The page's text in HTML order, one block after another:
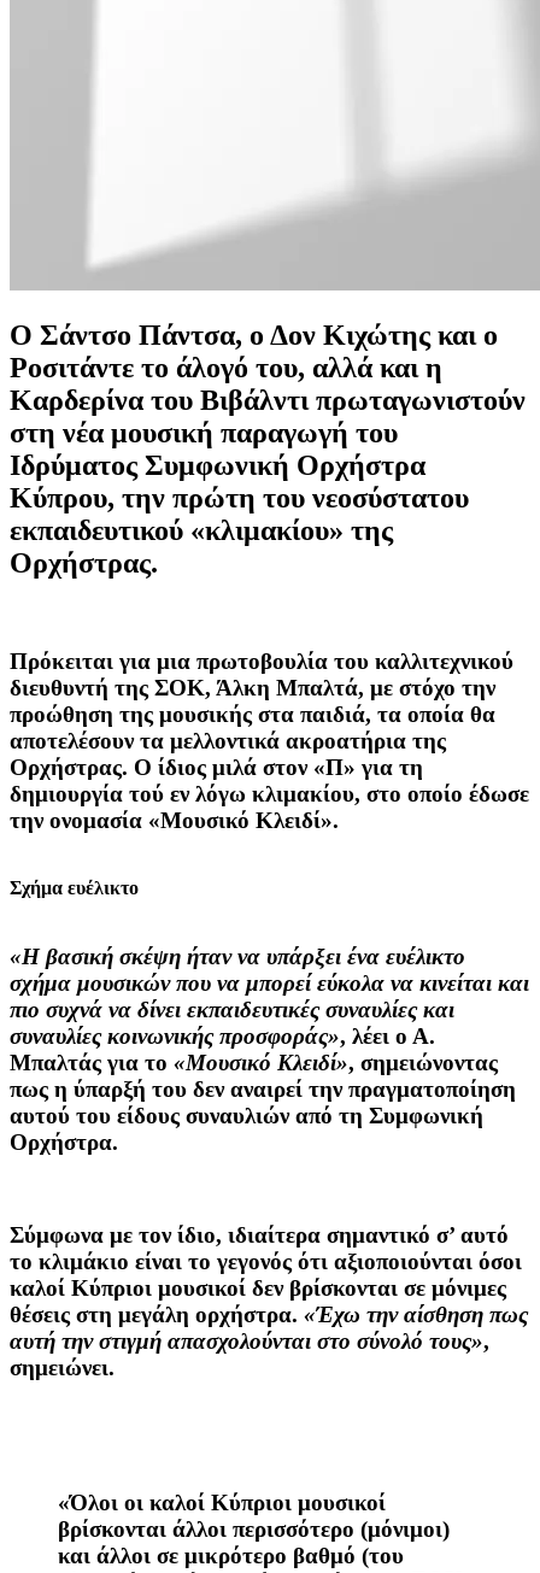
Ο Σάντσο Πάντσα, ο Δον Κιχώτης και ο
Ροσιτάντε το άλογό του, αλλά και η
Καρδερίνα του Βιβάλντι πρωταγωνιστούν
στη νέα μουσική παραγωγή του
Ιδρύματος Συμφωνική Ορχήστρα
Κύπρου, την πρώτη του νεοσύστατου
εκπαιδευτικού «κλιμακίου» της
Ορχήστρας.
Πρόκειται για μια πρωτοβουλία του καλλιτεχνικού
διευθυντή της ΣΟΚ, Άλκη Μπαλτά, με στόχο την
προώθηση της μουσικής στα παιδιά, τα οποία θα
αποτελέσουν τα μελλοντικά ακροατήρια της
Ορχήστρας. Ο ίδιος μιλά στον «Π» για τη
δημιουργία τού εν λόγω κλιμακίου, στο οποίο έδωσε
την ονομασία «Μουσικό Κλειδί».
Σχήμα ευέλικτο
«Η βασική σκέψη ήταν να υπάρξει ένα ευέλικτο
σχήμα μουσικών που να μπορεί εύκολα να κινείται και
πιο συχνά να δίνει εκπαιδευτικές συναυλίες και
συναυλίες κοινωνικής προσφοράς», λέει ο Α.
Μπαλτάς για το «Μουσικό Κλειδί», σημειώνοντας
πως η ύπαρξή του δεν αναιρεί την πραγματοποίηση
αυτού του είδους συναυλιών από τη Συμφωνική
Ορχήστρα.
Σύμφωνα με τον ίδιο, ιδιαίτερα σημαντικό σ’ αυτό
το κλιμάκιο είναι το γεγονός ότι αξιοποιούνται όσοι
καλοί Κύπριοι μουσικοί δεν βρίσκονται σε μόνιμες
θέσεις στη μεγάλη ορχήστρα. «Έχω την αίσθηση πως
αυτή την στιγμή απασχολούνται στο σύνολό τους»,
σημειώνει.
«Όλοι οι καλοί Κύπριοι μουσικοί
βρίσκονται άλλοι περισσότερο (μόνιμοι)
και άλλοι σε μικρότερο βαθμό (του